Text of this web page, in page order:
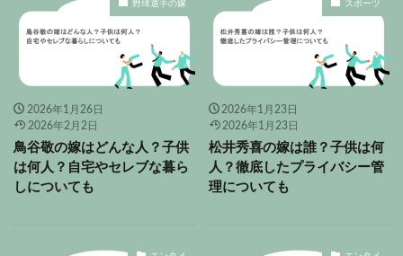
野球選手の嫁
2026年1月26日
2026年2月2日
鳥谷敬の嫁はどんな人？子供
は何人？自宅やセレブな暮ら
しについても
スポーツ
2026年1月23日
2026年1月23日
松井秀喜の嫁は誰？子供は何
人？徹底したプライバシー管
理についても